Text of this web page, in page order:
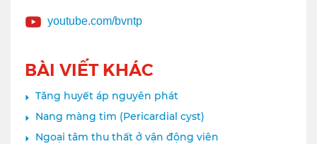
youtube.com/bvntp
BÀI VIẾT KHÁC
Tăng huyết áp nguyên phát
Nang màng tim (Pericardial cyst)
Ngoại tâm thu thất ở vận động viên